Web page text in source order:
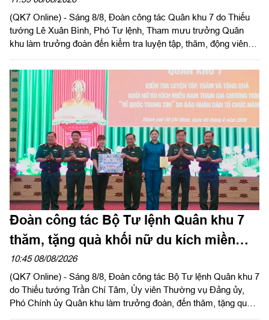
(QK7 Online) - Sáng 8/8, Đoàn công tác Quân khu 7 do Thiếu
tướng Lê Xuân Bình, Phó Tư lệnh, Tham mưu trưởng Quân
khu làm trưởng đoàn đến kiểm tra luyện tập, thăm, động viên
Nhân Dân tổ chức tại Sư đoàn 309 và Lữ đoàn 25.
Đoàn công tác Bộ Tư lệnh Quân khu 7
thăm, tặng quà khối nữ du kích miền
Nam tham gia chương trình "Tổ quốc
trong tim"
10:45 08/08/2026
(QK7 Online) - Sáng 8/8, Đoàn công tác Bộ Tư lệnh Quân khu 7
do Thiếu tướng Trần Chí Tâm, Ủy viên Thường vụ Đảng ủy,
Phó Chính ủy Quân khu làm trưởng đoàn, đến thăm, tặng quà